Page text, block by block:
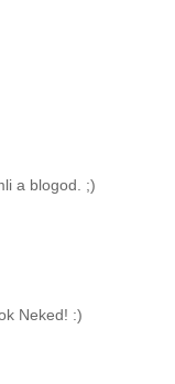
a blogod. ;)
Neked! :)